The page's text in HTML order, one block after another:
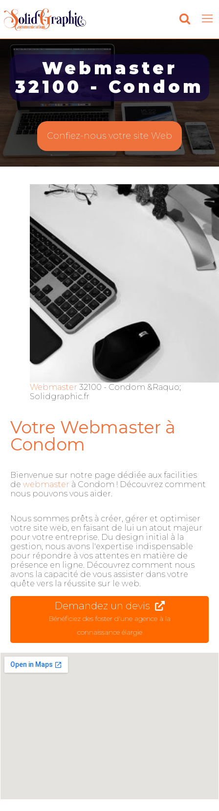
Webmaster
32100 - Condom
Confiez-nous votre site Web
Webmaster 32100 - Condom &Raquo;
Solidgraphic.fr
Votre Webmaster à
Condom
Bienvenue sur notre page dédiée aux facilities
de webmaster à Condom ! Découvrez comment
nous pouvons vous aider.
Nous sommes prêts à créer, gérer et optimiser
votre site web, en faisant de lui un atout majeur
pour votre entreprise. Du design initial à la
gestion, nous avons l'expertise indispensable
pour répondre à vos attentes en matière de
présence en ligne. Découvrez comment nous
avons la capacité de vous assister dans votre
quête vers la réussite sur le web.
Demandez un devis
Bénéficiez des foster d'une agence à la
connaissance élargie